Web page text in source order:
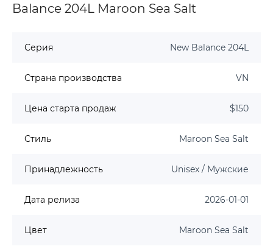
Balance 204L Maroon Sea Salt
Серия New Balance 204L
Страна производства VN
Цена старта продаж $150
Стиль Maroon Sea Salt
Принадлежность Unisex / Мужские
Дата релиза 2026-01-01
Цвет Maroon Sea Salt